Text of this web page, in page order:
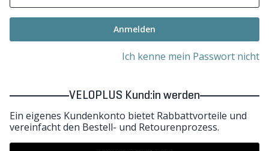
Anmelden
Ich kenne mein Passwort nicht
VELOPLUS Kund:in werden
Ein eigenes Kundenkonto bietet Rabbattvorteile und
vereinfacht den Bestell- und Retourenprozess.